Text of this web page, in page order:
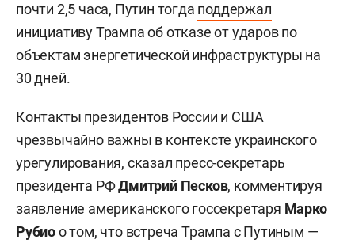
почти 2,5 часа, Путин тогда поддержал
инициативу Трампа об отказе от ударов по
объектам энергетической инфраструктуры на
30 дней.
Контакты президентов России и США
чрезвычайно важны в контексте украинского
урегулирования, сказал пресс-секретарь
президента РФДмитрий Песков, комментируя
заявление американского госсекретаря Марко
Рубиоо том, что встреча Трампа с Путиным —